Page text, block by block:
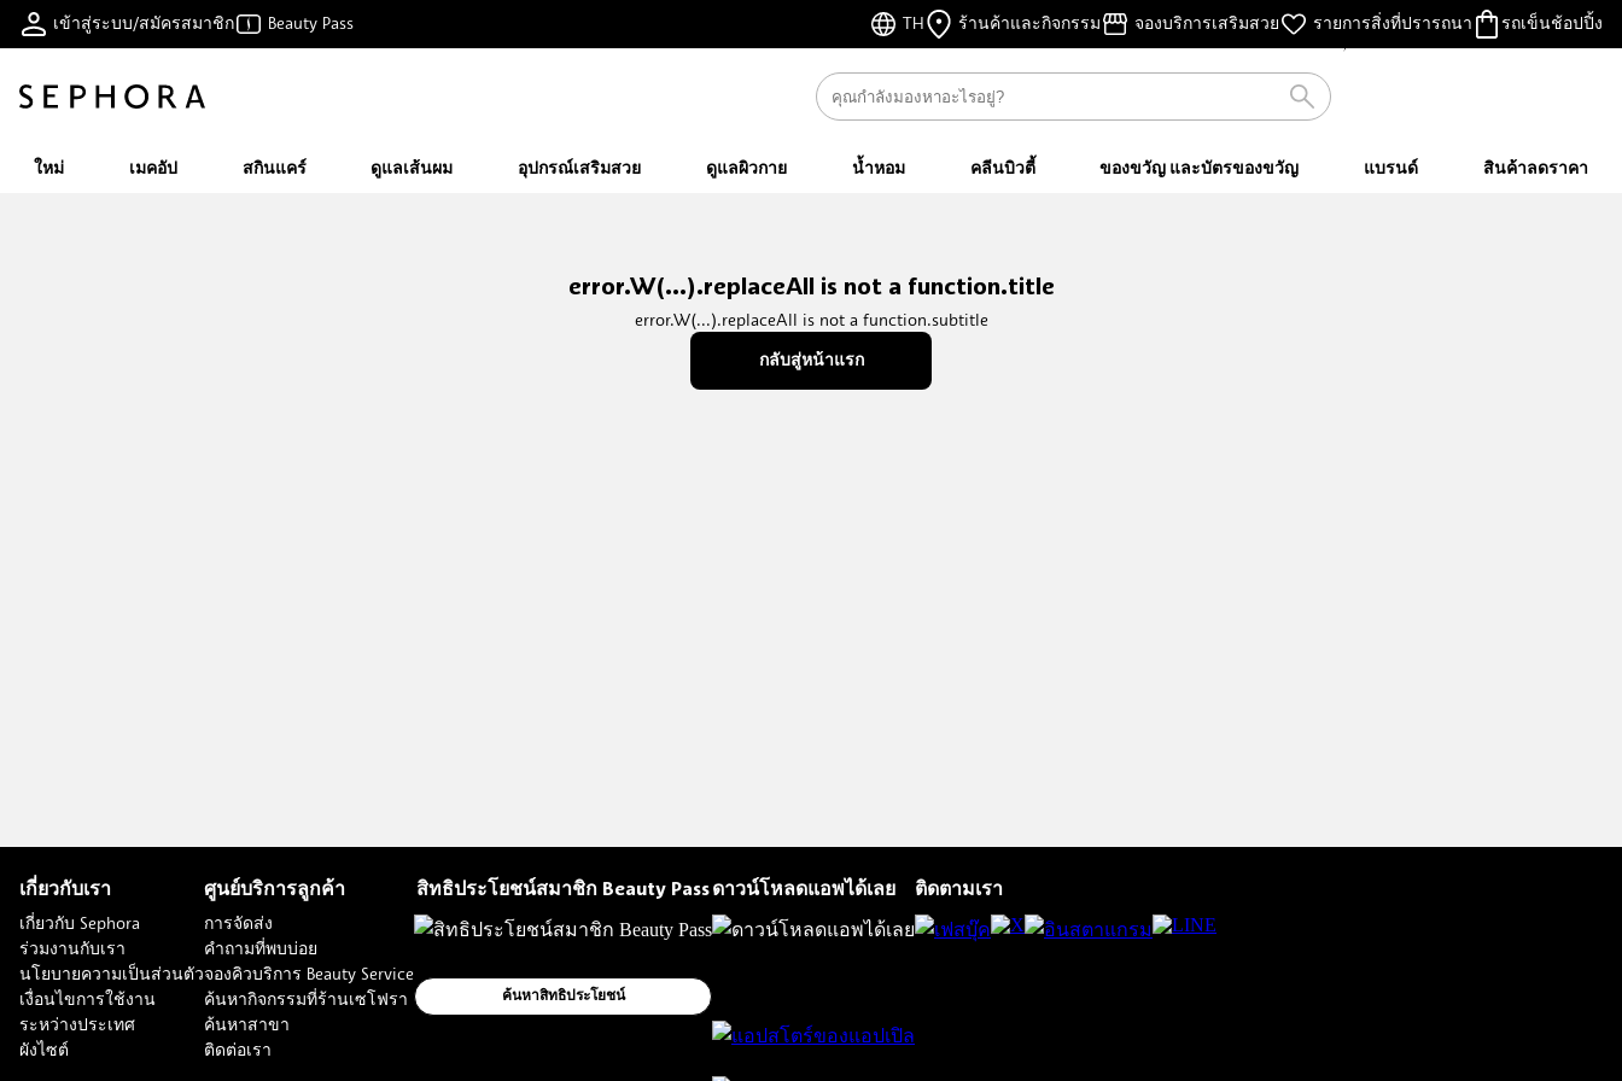
เข้าสู่ระบบ/สมัครสมาชิก Beauty Pass TH ร้านค้าและกิจกรรม จองบริการเสริมสวย รายการสิ่งที่ปรารถนา รถเข็นช้อปปิ้ง
ไม่คิดค่าส่ง
เมื่อชอปครบ ฿500 ขึ้นไป
ใหม่ เมคอัป สกินแคร์ ดูแลเส้นผม อุปกรณ์เสริมสวย ดูแลผิวกาย น้ำหอม คลีนบิวตี้ ของขวัญ และบัตรของขวัญ แบรนด์ สินค้าลดราคา
error.W(...).replaceAll is not a function.title
error.W(...).replaceAll is not a function.subtitle
กลับสู่หน้าแรก
เกี่ยวกับเรา
เกี่ยวกับ Sephora
ร่วมงานกับเรา
นโยบายความเป็นส่วนตัว
เงื่อนไขการใช้งาน
ระหว่างประเทศ
ผังไซต์
ศูนย์บริการลูกค้า
การจัดส่ง
คำถามที่พบบ่อย
จองคิวบริการ Beauty Service
ค้นหากิจกรรมที่ร้านเซโฟรา
ค้นหาสาขา
ติดต่อเรา
สิทธิประโยชน์สมาชิก Beauty Pass
ค้นหาสิทธิประโยชน์
ดาวน์โหลดแอพได้เลย ติดตามเรา